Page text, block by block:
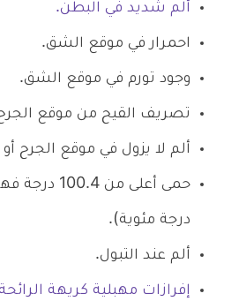
ألم شديد في البطن.
احمرار في موقع الشق.
وجود تورم في موقع الشق.
تصريف القيح من موقع
ألم لا يزول في موقع الجرح
درجة مئوية).
ألم عند التبول.
إفرازات مهبلية كريهة الرائحة